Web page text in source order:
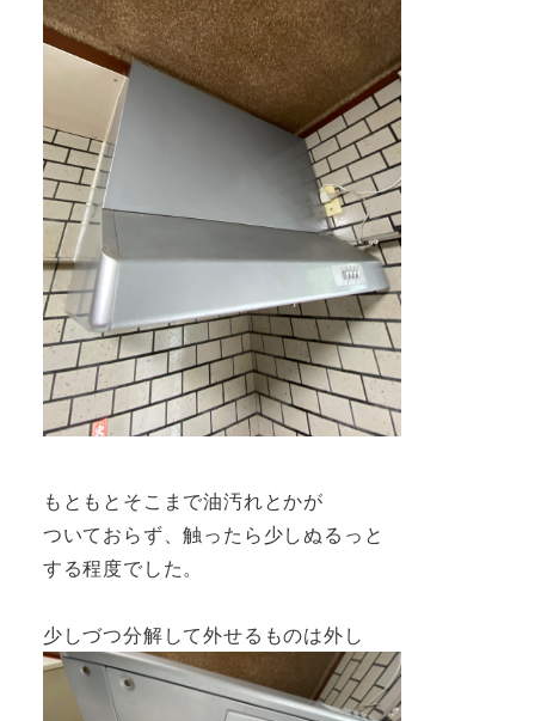
もともとそこまで油汚れとかが
ついておらず、触ったら少しぬるっと
する程度でした。
少しづつ分解して外せるものは外し